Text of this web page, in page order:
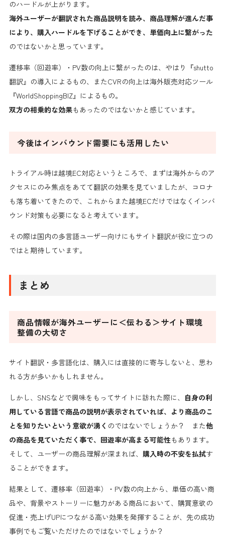
のハードルが上がります。
海外ユーザーが翻訳された商品説明を読み、商品理解が進んだ事
により、購入ハードルを下げることができ、単価向上に繋がった
のではないかと思っています。
遷移率（回遊率）・PV数の向上に繋がったのは、やはり『shutto
翻訳』の導入によるもの、またCVRの向上は海外販売対応ツール
『WorldShoppingBIZ』によるもの。
双方の相乗的な効果もあったのではないかと感じています。
今後はインバウンド需要にも活用したい
トライアル時は越境EC対応というところで、まずは海外からのア
クセスにのみ焦点をあてて翻訳の効果を見ていましたが、コロナ
も落ち着いてきたので、これからまた越境ECだけではなくインバ
ウンド対策も必要になると考えています。
その際は国内の多言語ユーザー向けにもサイト翻訳が役に立つの
ではと期待しています。
まとめ
商品情報が海外ユーザーに＜伝わる＞サイト環境
整備の大切さ
サイト翻訳・多言語化は、購入には直接的に寄与しないと、思わ
れる方が多いかもしれません。
しかし、SNSなどで興味をもってサイトに訪れた際に、 自身の利
用している言語で商品の説明が表示されていれば、より商品のこ
とを知りたいという意欲が湧く のではないでしょうか？ また他
の商品を見ていただく事で、回遊率が高まる可能性もあります。
そして、ユーザーの商品理解が深まれば、 購入時の不安を払拭す
ることができます。
結果として、遷移率（回遊率）・PV数の向上から、単価の高い商
品や、背景やストーリーに魅力がある商品において、購買意欲の
促進・売上げUPにつながる高い効果を発揮することが、先の成功
事例でもご覧いただけたのではないでしょうか？